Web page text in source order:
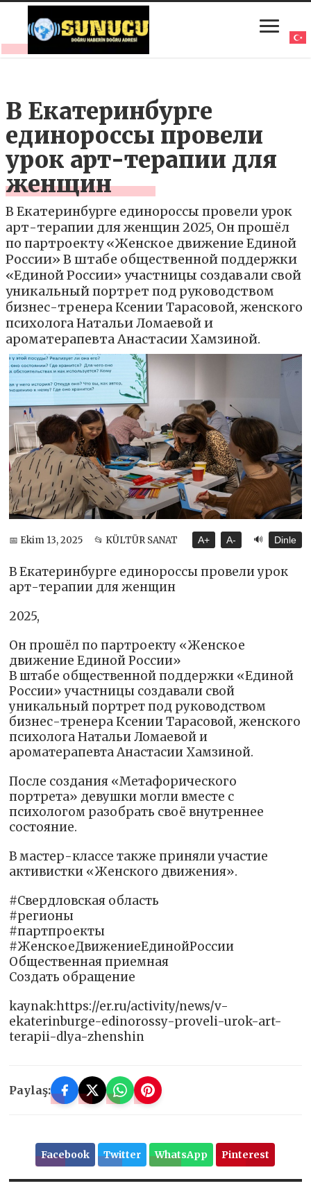
В Екатеринбурге
единороссы провели
урок арт-терапии для
женщин
В Екатеринбурге единороссы провели урок
арт-терапии для женщин 2025, Он прошёл
по партроекту «Женское движение Единой
России» В штабе общественной поддержки
«Единой России» участницы создавали свой
уникальный портрет под руководством
бизнес-тренера Ксении Тарасовой, женского
психолога Натальи Ломаевой и
ароматерапевта Анастасии Хамзиной.
📅 Ekim 13, 2025 📂 KÜLTÜR SANAT A+ A- 🔊 Dinle
В Екатеринбурге единороссы провели урок
арт-терапии для женщин
2025,
Он прошёл по партроекту «Женское
движение Единой России»
В штабе общественной поддержки «Единой
России» участницы создавали свой
уникальный портрет под руководством
бизнес-тренера Ксении Тарасовой, женского
психолога Натальи Ломаевой и
ароматерапевта Анастасии Хамзиной.
После создания «Метафорического
портрета» девушки могли вместе с
психологом разобрать своё внутреннее
состояние.
В мастер-классе также приняли участие
активистки «Женского движения».
#Свердловская область
#регионы
#партпроекты
#ЖенскоеДвижениеЕдинойРоссии
Общественная приемная
Создать обращение
kaynak:https://er.ru/activity/news/v-
ekaterinburge-edinorossy-proveli-urok-art-
terapii-dlya-zhenshin
Paylaş:
Facebook Twitter WhatsApp Pinterest